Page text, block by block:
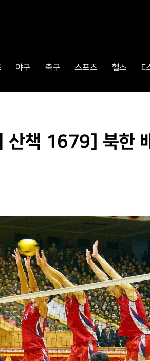
야구 축구 스포츠 헬스 E
책 1679] 북한